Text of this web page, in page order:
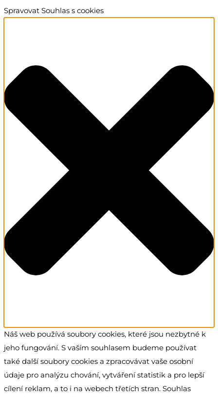
Spravovat Souhlas s cookies
Náš web používá soubory cookies, které jsou nezbytné k
jeho fungování. S vaším souhlasem budeme používat
také další soubory cookies a zpracovávat vaše osobní
údaje pro analýzu chování, vytváření statistik a pro lepší
cílení reklam, a to i na webech třetích stran. Souhlas